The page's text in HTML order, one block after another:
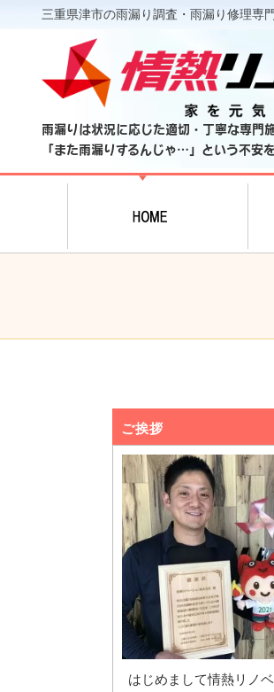
三重県津市の雨漏り調査・雨漏り修理専
雨漏りは状況に応じた適切・丁寧な専門
「また雨漏りするんじゃ…」という不安を
ご挨拶
はじめまして情熱リノ